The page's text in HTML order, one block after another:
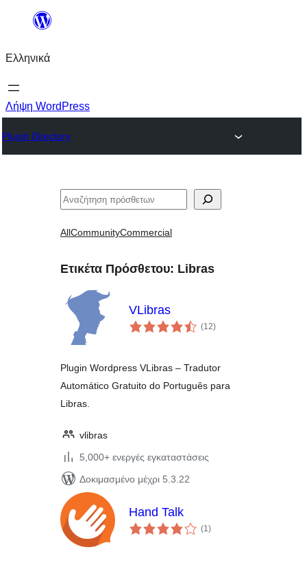
Μετάβαση
περιεχόμενο
Ελληνικά
Λήψη WordPress
Plugin Directory
Αναζήτηση
AllCommunityCommercial
Ετικέτα Πρόσθετου: Libras
VLibras
(12αξιολογήσεις
σύνολο
)
Plugin Wordpress VLibras – Tradutor
Automático Gratuito do Português para
Libras.
vlibras
5,000+ ενεργές εγκαταστάσεις
Δοκιμασμένο μέχρι 5.3.22
Hand Talk
(1αξιολογήσεις
σύνολο
)